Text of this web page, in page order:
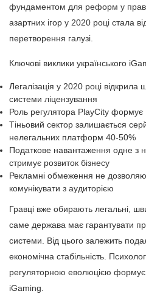
фундаментом для реформ у
азартних ігор у 2020 році стала
перетворення галузі.
Ключові виклики українського
Легалізація у 2020 році
системи ліцензування
Роль регулятора PlayCity формує
Тіньовий сектор залишається
нелегальних платформ 40-50%
Податкове навантаження одне з
стримує розвиток бізнесу
Рекламні обмеження не
комунікувати з аудиторією
Гравці вже обирають легальні,
саме держава має гарантувати
системи. Від цього залежить
економічна стабільність.
регуляторною еволюцією формує
iGaming.